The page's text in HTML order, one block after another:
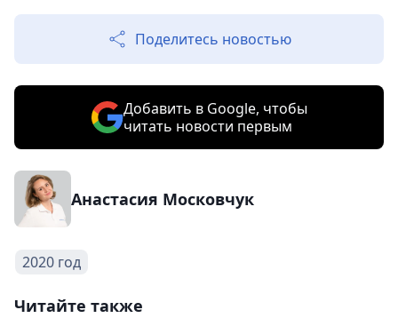
Поделитесь новостью
Добавить в Google, чтобы
читать новости первым
Анастасия Московчук
2020 год
Читайте также